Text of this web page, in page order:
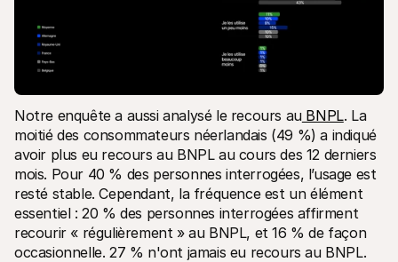
Notre enquête a aussi analysé le recours au BNPL. La
moitié des consommateurs néerlandais (49 %) a indiqué
avoir plus eu recours au BNPL au cours des 12 derniers
mois. Pour 40 % des personnes interrogées, l’usage est
resté stable. Cependant, la fréquence est un élément
essentiel : 20 % des personnes interrogées affirment
recourir « régulièrement » au BNPL, et 16 % de façon
occasionnelle. 27 % n'ont jamais eu recours au BNPL.